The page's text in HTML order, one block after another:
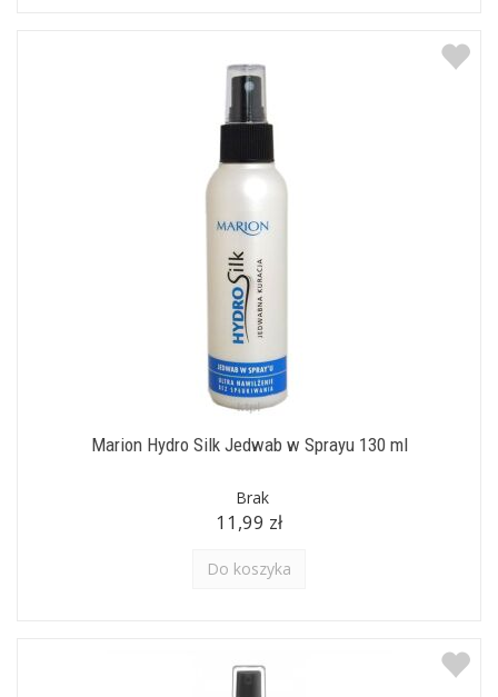
Marion Hydro Silk Jedwab w Sprayu 130 ml
Brak
11,99 zł
Do koszyka